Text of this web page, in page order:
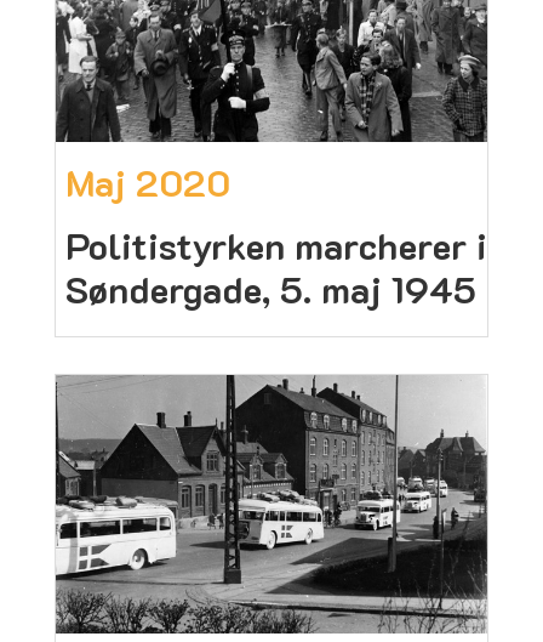
Maj 2020
Politistyrken marcherer i
Søndergade, 5. maj 1945